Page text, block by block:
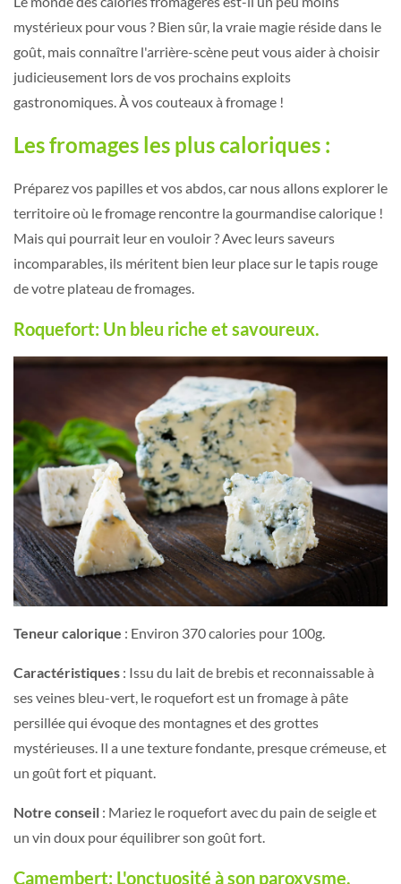
mystérieux pour vous ? Bien sûr, la vraie magie réside dans le
goût, mais connaître l'arrière-scène peut vous aider à choisir
judicieusement lors de vos prochains exploits
gastronomiques. À vos couteaux à fromage !
Les fromages les plus caloriques :
Préparez vos papilles et vos abdos, car nous allons explorer le
territoire où le fromage rencontre la gourmandise calorique !
Mais qui pourrait leur en vouloir ? Avec leurs saveurs
incomparables, ils méritent bien leur place sur le tapis rouge
de votre plateau de fromages.
Roquefort: Un bleu riche et savoureux.
Teneur calorique : Environ 370 calories pour 100g.
Caractéristiques : Issu du lait de brebis et reconnaissable à
ses veines bleu-vert, le roquefort est un fromage à pâte
persillée qui évoque des montagnes et des grottes
mystérieuses. Il a une texture fondante, presque crémeuse, et
un goût fort et piquant.
Notre conseil : Mariez le roquefort avec du pain de seigle et
un vin doux pour équilibrer son goût fort.
Camembert: L'onctuosité à son paroxysme.